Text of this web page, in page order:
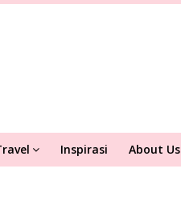
Inspirasi About Us